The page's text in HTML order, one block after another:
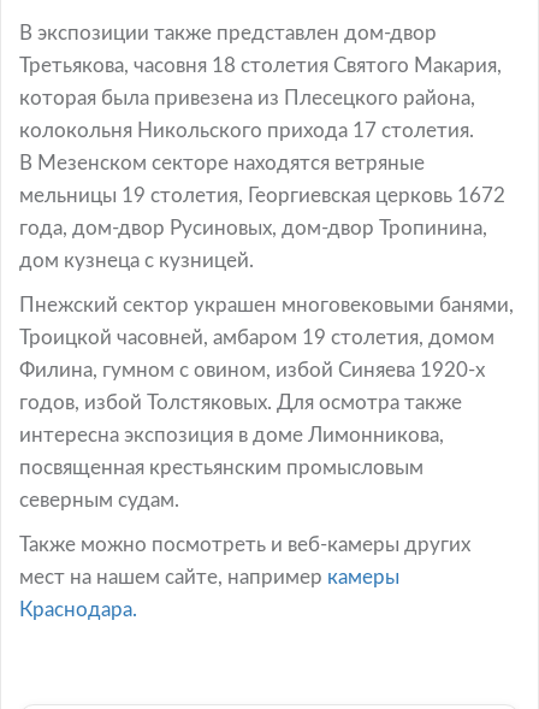
В экспозиции также представлен дом-двор
Третьякова, часовня 18 столетия Святого Макария,
которая была привезена из Плесецкого района,
колокольня Никольского прихода 17 столетия.
В Мезенском секторе находятся ветряные
мельницы 19 столетия, Георгиевская церковь 1672
года, дом-двор Русиновых, дом-двор Тропинина,
дом кузнеца с кузницей.
Пнежский сектор украшен многовековыми банями,
Троицкой часовней, амбаром 19 столетия, домом
Филина, гумном с овином, избой Синяева 1920-х
годов, избой Толстяковых. Для осмотра также
интересна экспозиция в доме Лимонникова,
посвященная крестьянским промысловым
северным судам.
Также можно посмотреть и веб-камеры других
мест на нашем сайте, например камеры
Краснодара.